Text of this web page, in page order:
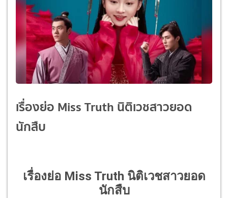
เรื่องย่อ Miss Truth นิติเวชสาวยอด
นักสืบ
เรื่องย่อ Miss Truth นิติเวชสาวยอด
นักสืบ